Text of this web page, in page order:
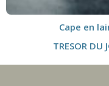
Cape en
TRESOR